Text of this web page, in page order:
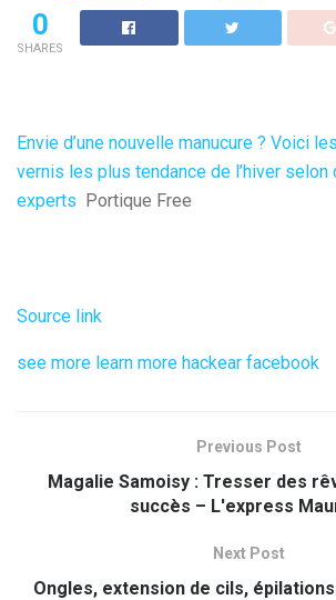
0
SHARES
Envie d’une nouvelle manucure ? Voici
vernis les plus tendance de l’hiver selon
experts Portique Free
Source link
see more learn more hackear facebook
Previous Post
Magalie Samoisy : Tresser des
succès – L'express
Next Post
Ongles, extension de cils,